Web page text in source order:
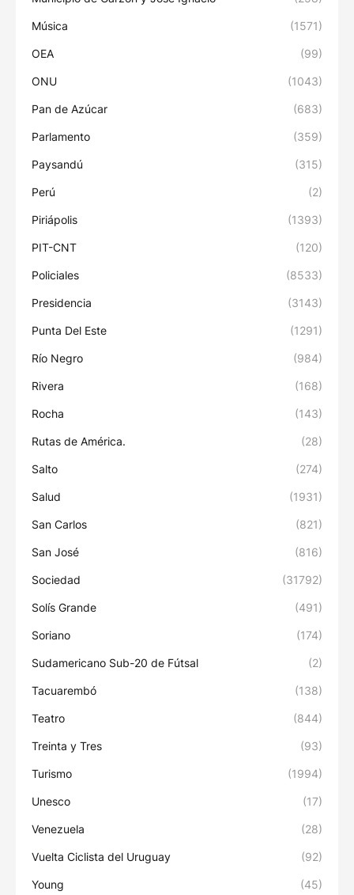
Música (1571)
OEA (99)
ONU (1043)
Pan de Azúcar (683)
Parlamento (359)
Paysandú (315)
Perú (2)
Piriápolis (1393)
PIT-CNT (120)
Policiales (8533)
Presidencia (3143)
Punta Del Este (1291)
Río Negro (984)
Rivera (168)
Rocha (143)
Rutas de América. (28)
Salto (274)
Salud (1931)
San Carlos (821)
San José (816)
Sociedad (31792)
Solís Grande (491)
Soriano (174)
Sudamericano Sub-20 de Fútsal (2)
Tacuarembó (138)
Teatro (844)
Treinta y Tres (93)
Turismo (1994)
Unesco (17)
Venezuela (28)
Vuelta Ciclista del Uruguay (92)
Young (45)